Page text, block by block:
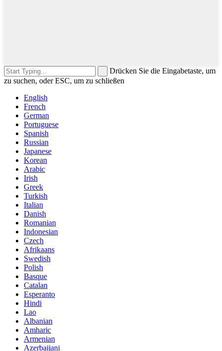
Drücken Sie die Eingabetaste, um
zu suchen, oder ESC, um zu schließen
English
French
German
Portuguese
Spanish
Russian
Japanese
Korean
Arabic
Irish
Greek
Turkish
Italian
Danish
Romanian
Indonesian
Czech
Afrikaans
Swedish
Polish
Basque
Catalan
Esperanto
Hindi
Lao
Albanian
Amharic
Armenian
Azerbaijani